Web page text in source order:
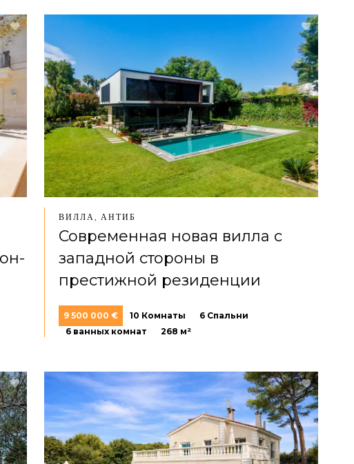
ВИЛЛА, АНТИБ
Современная новая вилла с
западной стороны в
престижной резиденции
9 500 000 € 10 Комнаты
6 Спальни
6 ванных комнат
268 м²